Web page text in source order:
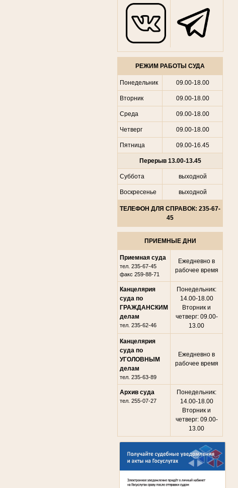
РЕЖИМ РАБОТЫ СУДА
Понедельник 09.00-18.00
Вторник 09.00-18.00
Среда 09.00-18.00
Четверг 09.00-18.00
Пятница 09.00-16.45
Перерыв 13.00-13.45
Суббота выходной
Воскресенье выходной
ТЕЛЕФОН ДЛЯ СПРАВОК: 235-67-
45
ПРИЕМНЫЕ ДНИ
Приемная суда
тел. 235-67-45
факс 259-88-71
Ежедневно в
рабочее время
Канцелярия
суда по
ГРАЖДАНСКИМ
делам
тел. 235-62-46
Понедельник:
14.00-18.00
Вторник и
четверг: 09.00-
13.00
Канцелярия
суда по
УГОЛОВНЫМ
делам
тел. 235-63-89
Ежедневно в
рабочее время
Архив суда
тел. 255-07-27
Понедельник:
14.00-18.00
Вторник и
четверг: 09.00-
13.00